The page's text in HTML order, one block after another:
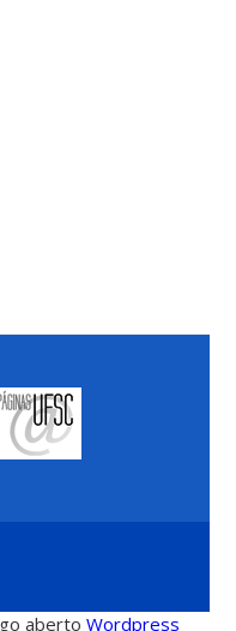
abertoWordpress